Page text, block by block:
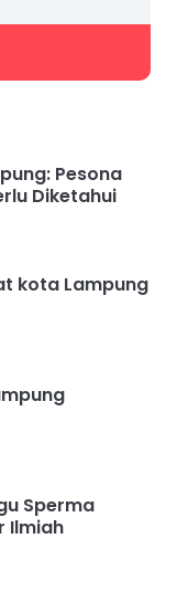
Pesona
Diketahui
kota Lampung
Sperma
Ilmiah